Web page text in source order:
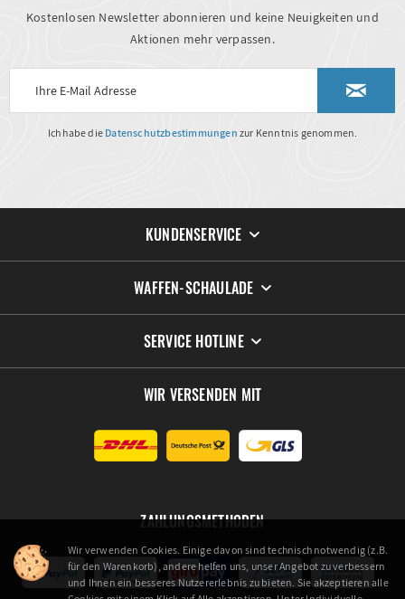
Kostenlosen Newsletter abonnieren und keine Neuigkeiten und
Aktionen mehr verpassen.
Ich habe die Datenschutzbestimmungen zur Kenntnis genommen.
KUNDENSERVICE
WAFFEN-SCHAULADE
SERVICE HOTLINE
WIR VERSENDEN MIT
ZAHLUNGSMETHODEN
Wir verwenden Cookies. Einige davon sind technisch notwendig (z.B.
für den Warenkorb), andere helfen uns, unser Angebot zu verbessern
und Ihnen ein besseres Nutzererlebnis zu bieten. Sie akzeptieren alle